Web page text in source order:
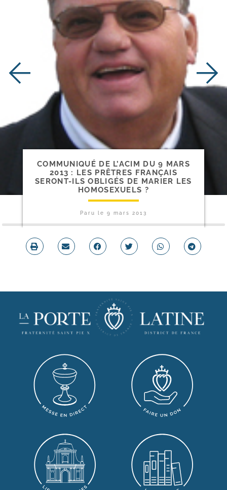
COMMUNIQUÉ DE L’ACIM DU 9 MARS
2013 : LES PRÊTRES FRANÇAIS
SERONT-​ILS OBLIGÉS DE MARIER LES
HOMOSEXUELS ?
Paru le 9 mars 2013